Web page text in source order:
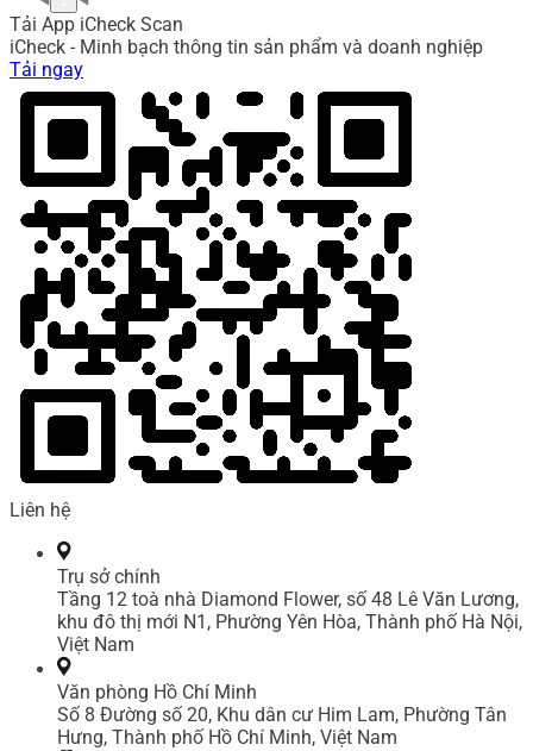
Tải App iCheck Scan
iCheck - Minh bạch thông tin sản phẩm và doanh nghiệp
Tải ngay
Liên hệ
Trụ sở chính
Tầng 12 toà nhà Diamond Flower, số 48 Lê Văn Lương,
khu đô thị mới N1, Phường Yên Hòa, Thành phố Hà Nội,
Việt Nam
Văn phòng Hồ Chí Minh
Số 8 Đường số 20, Khu dân cư Him Lam, Phường Tân
Hưng, Thành phố Hồ Chí Minh, Việt Nam